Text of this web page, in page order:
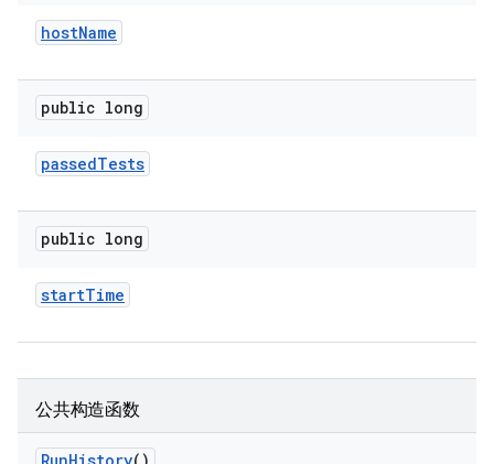
hostName
public long
passedTests
public long
startTime
公共构造函数